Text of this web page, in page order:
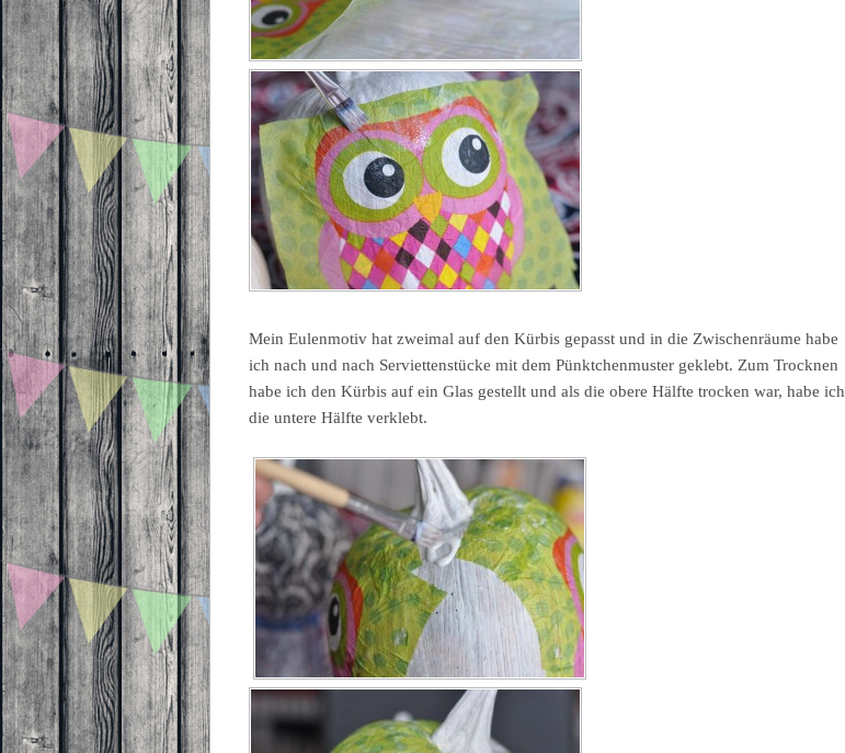
Mein Eulenmotiv hat zweimal auf den Kürbis gepasst und in die Zwischenräume habe
ich nach und nach Serviettenstücke mit dem Pünktchenmuster geklebt. Zum Trocknen
habe ich den Kürbis auf ein Glas gestellt und als die obere Hälfte trocken war, habe ich
die untere Hälfte verklebt.